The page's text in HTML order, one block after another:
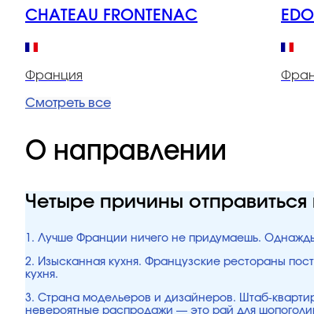
CHATEAU FRONTENAC
Франция
Смотреть все
О направлении
Четыре причины
1. Лучше Франции ничего не придумаешь.
2. Изысканная кухня. Французские рестораны
кухня.
3. Страна модельеров и дизайнеров. Штаб-
невероятные распродажи — это рай для